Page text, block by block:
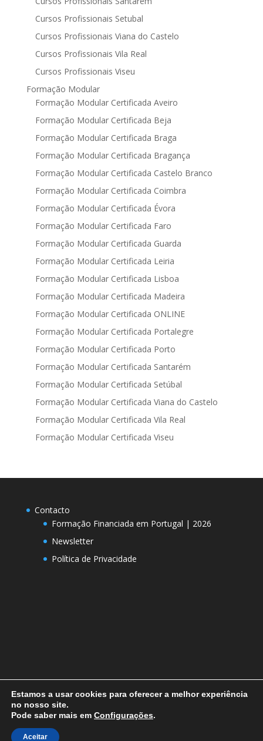
Cursos Profissionais Setubal
Cursos Profissionais Viana do Castelo
Cursos Profissionais Vila Real
Cursos Profissionais Viseu
Formação Modular
Formação Modular Certificada Aveiro
Formação Modular Certificada Beja
Formação Modular Certificada Braga
Formação Modular Certificada Bragança
Formação Modular Certificada Castelo Branco
Formação Modular Certificada Coimbra
Formação Modular Certificada Évora
Formação Modular Certificada Faro
Formação Modular Certificada Guarda
Formação Modular Certificada Leiria
Formação Modular Certificada Lisboa
Formação Modular Certificada Madeira
Formação Modular Certificada ONLINE
Formação Modular Certificada Portalegre
Formação Modular Certificada Porto
Formação Modular Certificada Santarém
Formação Modular Certificada Setúbal
Formação Modular Certificada Viana do Castelo
Formação Modular Certificada Vila Real
Formação Modular Certificada Viseu
Contacto
Formação Financiada em Portugal | 2026
Newsletter
Política de Privacidade
Designed by
Estamos a usar cookies para oferecer a melhor experiência
no nosso site.
Pode saber mais em Configurações.
Aceitar